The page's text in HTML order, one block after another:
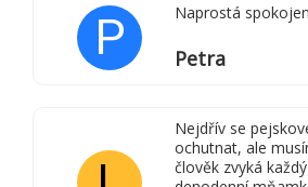
P Naprostá
Petra
Nejdřív se
ochutnat, ale
člověk zvyká